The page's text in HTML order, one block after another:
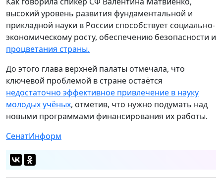
высокий уровень развития фундаментальной и
прикладной науки в России способствует социально-
экономическому росту, обеспечению безопасности и
процветания страны.
До этого глава верхней палаты отмечала, что
ключевой проблемой в стране остаётся
недостаточно эффективное привлечение в науку
молодых учёных, отметив, что нужно подумать над
новыми программами финансирования их работы.
СенатИнформ